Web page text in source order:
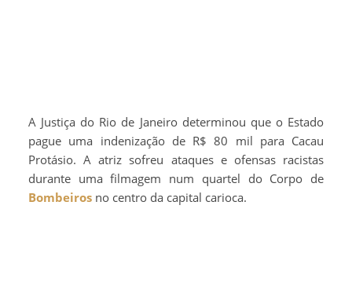
A Justiça do Rio de Janeiro determinou que o Estado
pague uma indenização de R$ 80 mil para Cacau
Protásio. A atriz sofreu ataques e ofensas racistas
durante uma filmagem num quartel do Corpo de
Bombeiros no centro da capital carioca.